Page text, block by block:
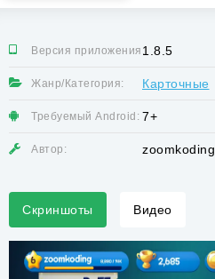
Версия приложения:1.8.5
Жанр/Категория: Карточные
Требуемый Android: 7+
Автор: zoomkoding
Скриншоты Видео